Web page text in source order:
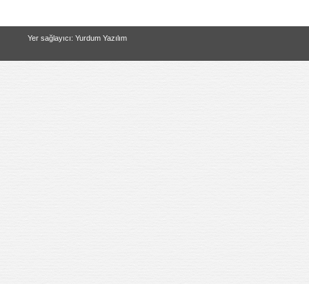
Yer sağlayıcı: Yurdum Yazılım